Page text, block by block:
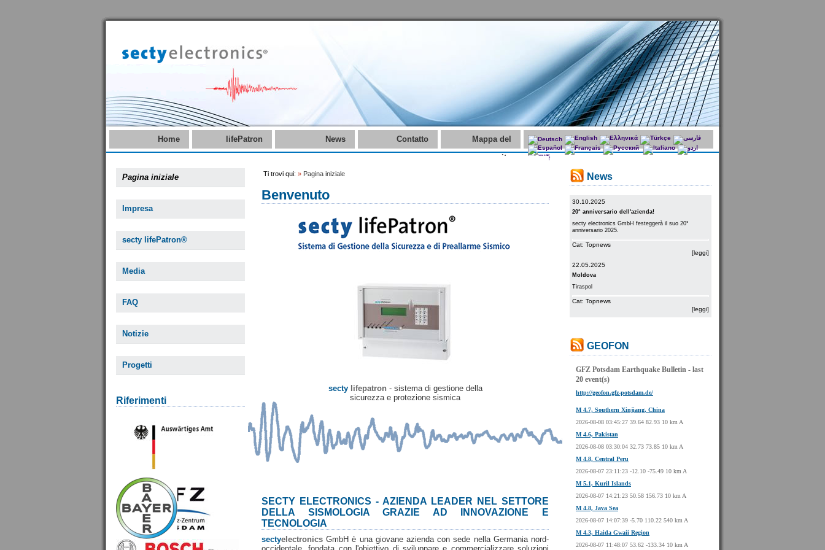
Home lifePatron News Contatto
Mappa del
sito
Pagina iniziale
Impresa
secty lifePatron®
Media
FAQ
Notizie
Progetti
Riferimenti
Ti trovi qui: » Pagina iniziale
Benvenuto
secty lifepatron - sistema di gestione della
sicurezza e protezione sismica
SECTY ELECTRONICS - AZIENDA LEADER NEL SETTORE
DELLA SISMOLOGIA GRAZIE AD INNOVAZIONE E
TECNOLOGIA
sectyelectronics GmbH è una giovane azienda con sede nella Germania nord-
News
30.10.2025
20° anniversario dell'azienda!
secty electronics GmbH festeggerà il suo 20°
anniversario 2025.
Cat: Topnews
[leggi]
22.05.2025
Moldova
Tiraspol
Cat: Topnews
[leggi]
GEOFON
GFZ Potsdam Earthquake Bulletin - last
20 event(s)
http://geofon.gfz-potsdam.de/
M 4.7, Southern Xinjiang, China
2026-08-08 03:45:27 39.64 82.93 10 km A
M 4.6, Pakistan
2026-08-08 03:30:04 32.73 73.85 10 km A
M 4.8, Central Peru
2026-08-07 23:11:23 -12.10 -75.49 10 km A
M 5.1, Kuril Islands
2026-08-07 14:21:23 50.58 156.73 10 km A
M 4.8, Java Sea
2026-08-07 14:07:39 -5.70 110.22 540 km A
M 4.3, Haida Gwaii Region
2026-08-07 11:48:07 53.62 -133.34 10 km A